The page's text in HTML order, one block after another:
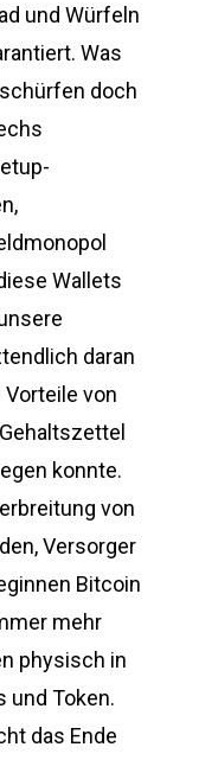
und Würfeln
Was
doch
Wallets
daran
von
konnte.
von
Versorger
Bitcoin
mehr
physisch in
und Token.
das Ende